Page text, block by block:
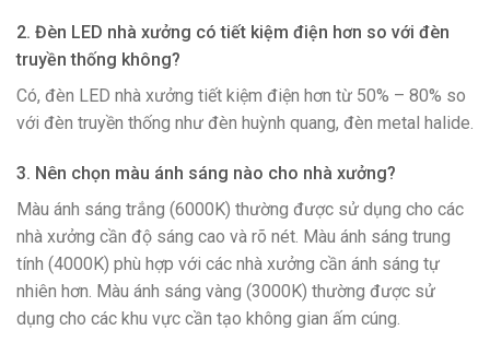
2. Đèn LED nhà xưởng có tiết kiệm điện hơn so với đèn
truyền thống không?
Có, đèn LED nhà xưởng tiết kiệm điện hơn từ 50% – 80% so
với đèn truyền thống như đèn huỳnh quang, đèn metal halide.
3. Nên chọn màu ánh sáng nào cho nhà xưởng?
Màu ánh sáng trắng (6000K) thường được sử dụng cho các
nhà xưởng cần độ sáng cao và rõ nét. Màu ánh sáng trung
tính (4000K) phù hợp với các nhà xưởng cần ánh sáng tự
nhiên hơn. Màu ánh sáng vàng (3000K) thường được sử
dụng cho các khu vực cần tạo không gian ấm cúng.